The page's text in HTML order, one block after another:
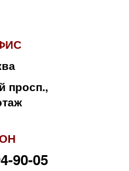
просп.,
90-05